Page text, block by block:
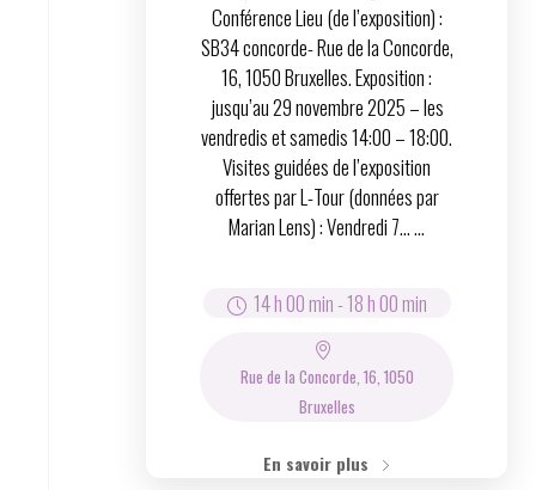
Conférence Lieu (de l’exposition) :
SB34 concorde- Rue de la Concorde,
16, 1050 Bruxelles. Exposition :
jusqu’au 29 novembre 2025 – les
vendredis et samedis 14:00 – 18:00.
Visites guidées de l’exposition
offertes par L-Tour (données par
Marian Lens) : Vendredi 7… ...
14 h 00 min-18 h 00 min
Rue de la Concorde, 16, 1050
Bruxelles
En savoir plus